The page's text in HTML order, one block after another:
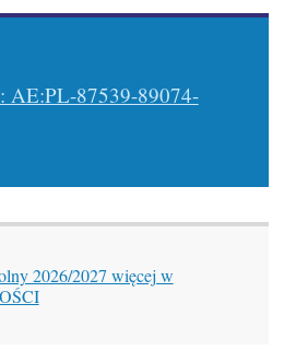
AE:PL-87539-89074-
2026/2027 więcej w